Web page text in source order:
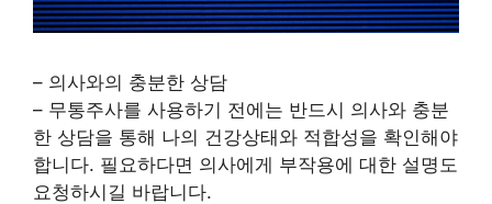
– 의사와의 충분한 상담
– 무통주사를 사용하기 전에는 반드시 의사와 충분
한 상담을 통해 나의 건강상태와 적합성을 확인해야
합니다. 필요하다면 의사에게 부작용에 대한 설명도
요청하시길 바랍니다.